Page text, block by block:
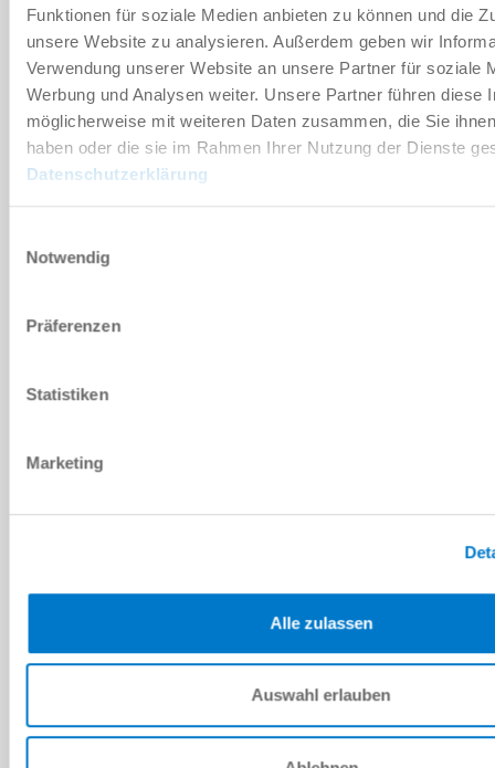
Funktionen für soziale Medien anbieten zu können und die
unsere Website zu analysieren. Außerdem geben wir
Verwendung unserer Website an unsere Partner für soziale
Werbung und Analysen weiter. Unsere Partner führen diese
möglicherweise mit weiteren Daten zusammen, die Sie
haben oder die sie im Rahmen Ihrer Nutzung der Dienste
Datenschutzerklärung
Notwendig
Präferenzen
Statistiken
Marketing
Alle zulassen
Auswahl erlauben
개별화
장점 세부 정보
클린룸 적합성 인증서
다운로드
설치 및 작동 지침